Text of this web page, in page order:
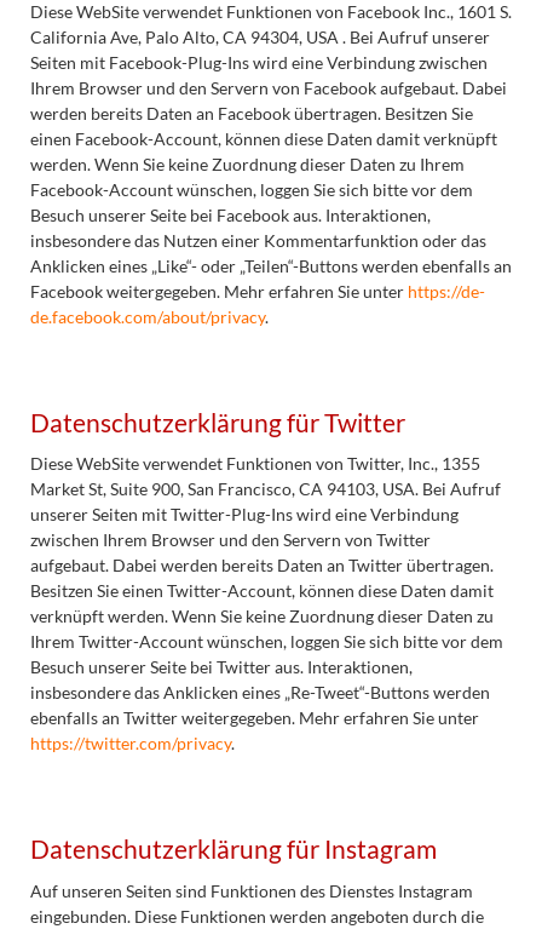
Diese WebSite verwendet Funktionen von Facebook Inc., 1601 S.
California Ave, Palo Alto, CA 94304, USA . Bei Aufruf unserer
Seiten mit Facebook-Plug-Ins wird eine Verbindung zwischen
Ihrem Browser und den Servern von Facebook aufgebaut. Dabei
werden bereits Daten an Facebook übertragen. Besitzen Sie
einen Facebook-Account, können diese Daten damit verknüpft
werden. Wenn Sie keine Zuordnung dieser Daten zu Ihrem
Facebook-Account wünschen, loggen Sie sich bitte vor dem
Besuch unserer Seite bei Facebook aus. Interaktionen,
insbesondere das Nutzen einer Kommentarfunktion oder das
Anklicken eines „Like“- oder „Teilen“-Buttons werden ebenfalls an
Facebook weitergegeben. Mehr erfahren Sie unter https://de-
de.facebook.com/about/privacy.
Datenschutzerklärung für Twitter
Diese WebSite verwendet Funktionen von Twitter, Inc., 1355
Market St, Suite 900, San Francisco, CA 94103, USA. Bei Aufruf
unserer Seiten mit Twitter-Plug-Ins wird eine Verbindung
zwischen Ihrem Browser und den Servern von Twitter
aufgebaut. Dabei werden bereits Daten an Twitter übertragen.
Besitzen Sie einen Twitter-Account, können diese Daten damit
verknüpft werden. Wenn Sie keine Zuordnung dieser Daten zu
Ihrem Twitter-Account wünschen, loggen Sie sich bitte vor dem
Besuch unserer Seite bei Twitter aus. Interaktionen,
insbesondere das Anklicken eines „Re-Tweet“-Buttons werden
ebenfalls an Twitter weitergegeben. Mehr erfahren Sie unter
https://twitter.com/privacy.
Datenschutzerklärung für Instagram
Auf unseren Seiten sind Funktionen des Dienstes Instagram
eingebunden. Diese Funktionen werden angeboten durch die